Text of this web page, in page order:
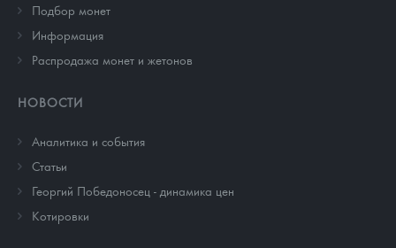
Подбор монет
Информация
Распродажа монет и жетонов
НОВОСТИ
Аналитика и события
Cтатьи
Георгий Победоносец - динамика цен
Котировки